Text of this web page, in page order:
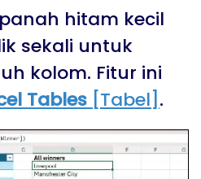
hitam kecil
sekali untuk
kolom. Fitur ini
Tables [Tabel] .